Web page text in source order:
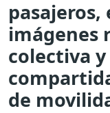
pasajeros,
imágenes
colectiva
de